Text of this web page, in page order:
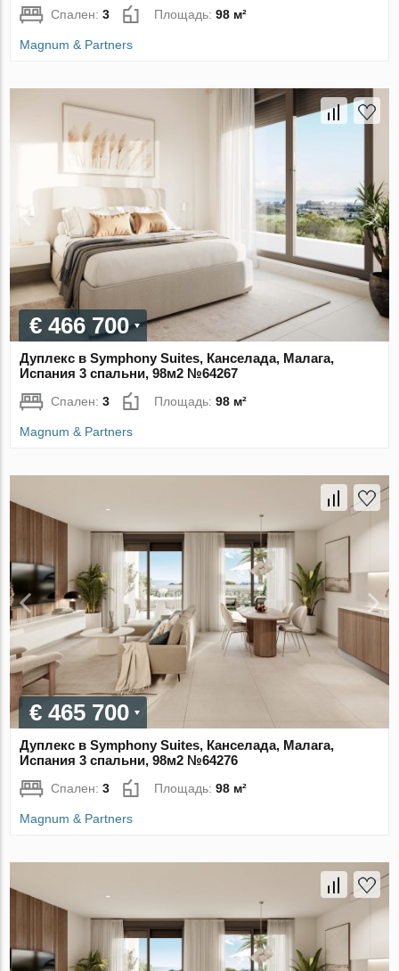
Спален:3 Площадь:98 м²
Magnum & Partners
€ 466 700
Дуплекс в Symphony Suites, Канселада, Малага,
Испания 3 спальни, 98м2 №64267
Спален:3 Площадь:98 м²
Magnum & Partners
€ 465 700
Дуплекс в Symphony Suites, Канселада, Малага,
Испания 3 спальни, 98м2 №64276
Спален:3 Площадь:98 м²
Magnum & Partners